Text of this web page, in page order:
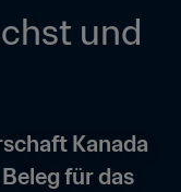
und
Kanada
für das